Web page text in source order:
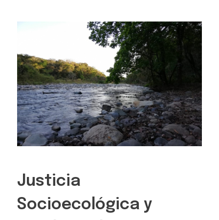
Justicia
Socioecológica y